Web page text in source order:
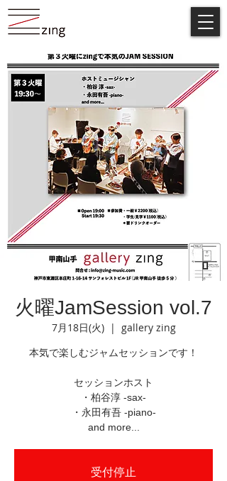
火曜JamSession vol.7
7月18日(火)
  |
gallery zing
本気で楽しむジャムセッションです！
セッションホスト
・柏谷淳 -sax-
・永田有吾 -piano-
and more...
受付停止